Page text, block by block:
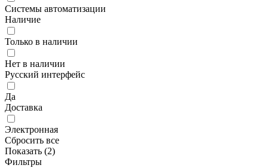
Системы автоматизации
Наличие
Только в наличии
Нет в наличии
Русский интерфейс
Да
Доставка
Электронная
Сбросить все
Показать (2)
Фильтры